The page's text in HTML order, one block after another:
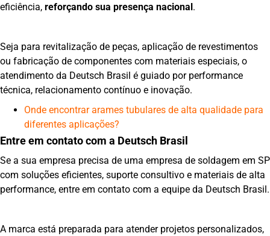
eficiência, reforçando sua presença nacional.
Seja para revitalização de peças, aplicação de revestimentos
ou fabricação de componentes com materiais especiais, o
atendimento da Deutsch Brasil é guiado por performance
técnica, relacionamento contínuo e inovação.
Onde encontrar arames tubulares de alta qualidade para
diferentes aplicações?
Entre em contato com a Deutsch Brasil
Se a sua empresa precisa de uma empresa de soldagem em SP
com soluções eficientes, suporte consultivo e materiais de alta
performance, entre em contato com a equipe da Deutsch Brasil.
A marca está preparada para atender projetos personalizados,